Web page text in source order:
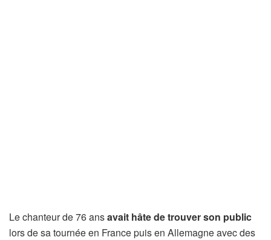
Le chanteur de 76 ansavait hâte de trouver son public
lors de sa tournée en France puis en Allemagne avec des